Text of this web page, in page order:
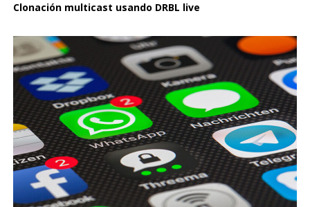
Clonación multicast usando DRBL live